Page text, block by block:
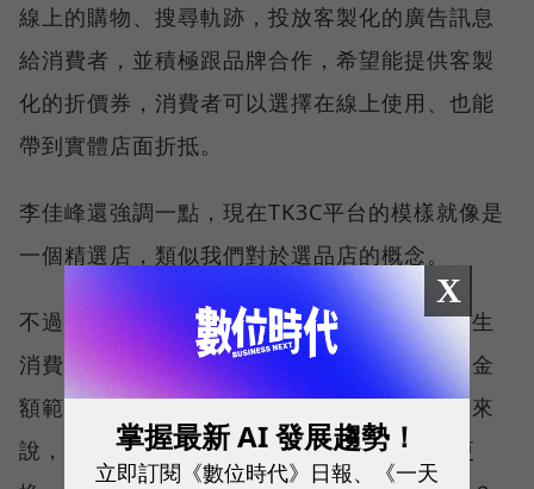
線上的購物、搜尋軌跡，投放客製化的廣告訊息
給消費者，並積極跟品牌合作，希望能提供客製
化的折價券，消費者可以選擇在線上使用、也能
帶到實體店面折抵。
李佳峰還強調一點，現在TK3C平台的模樣就像是
一個精選店，類似我們對於選品店的概念。
不過消費者一般所熟知的選品店，通常都以民生
消費品如服裝、美妝等為主，主力在週期短且金
額範圍廣的商品。但是家電等耐久財對消費者來
說，短則數年、長則10餘年才會因為壞掉而更
X
掌握最新 AI 發展趨勢！
立即訂閱《數位時代》日報、《一天